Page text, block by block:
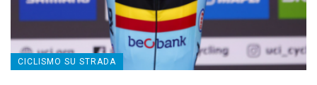
CICLISMO SU STRADA